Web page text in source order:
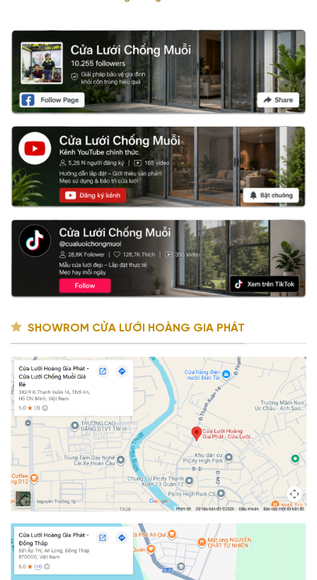
SHOWROM CỬA LƯỚI HOÀNG GIA PHÁT